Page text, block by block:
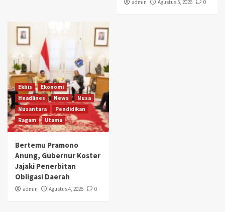
admin Agustus 5, 2026 0
Ekbis
Ekonomi
Headlines
News
Nusa
Nusantara
Pendidikan
Ragam
Utama
Bertemu Pramono
Anung, Gubernur Koster
Jajaki Penerbitan
Obligasi Daerah
admin Agustus 4, 2026 0